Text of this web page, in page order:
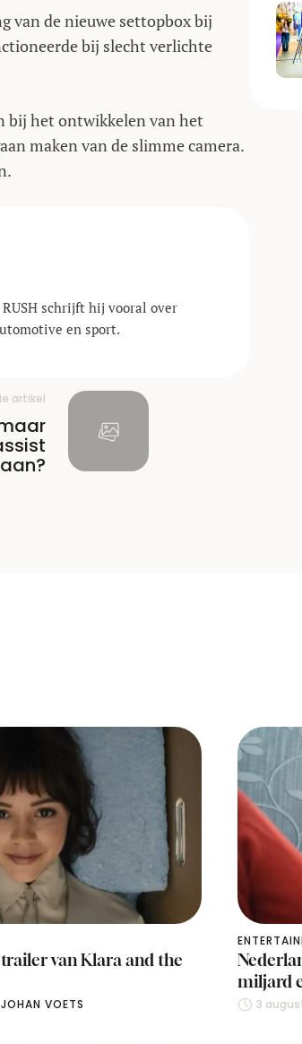
van de nieuwe settopbox bij
bij slecht verlichte
bij het ontwikkelen van het
maken van de slimme camera.
RUSH schrijft hij vooral over
en sport.
artikel
van Klara and the
JOHAN VOETS
miljard
3